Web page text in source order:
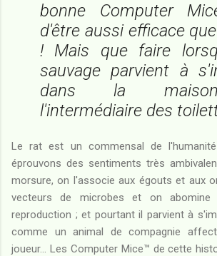
bonne Computer
d'être aussi efficace
! Mais que faire
sauvage parvient à
dans la
l'intermédiaire des
Le rat est un commensal de
éprouvons des sentiments très
morsure, on l'associe aux égouts et aux
vecteurs de microbes et on
reproduction ; et pourtant il parvient à
comme un animal de compagnie
joueur... Les Computer Mice™ de cette